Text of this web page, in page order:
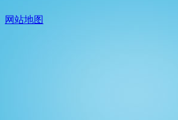
网站地图